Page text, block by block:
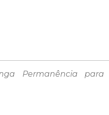
Permanência para